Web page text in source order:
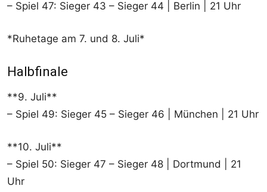
– Spiel 47: Sieger 43 – Sieger 44 | Berlin | 21 Uhr
*Ruhetage am 7. und 8. Juli*
Halbfinale
**9. Juli**
– Spiel 49: Sieger 45 – Sieger 46 | München | 21 Uhr
**10. Juli**
– Spiel 50: Sieger 47 – Sieger 48 | Dortmund | 21
Uhr